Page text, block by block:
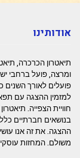
אודותינו
תיאטרון הכרכרה,
פועלים לאורך השנים
למזמין ההצגה עם
חוויית הצפייה.
בנושאים חברתיים
ההצגה. את זה אנו
משולם. המחזות